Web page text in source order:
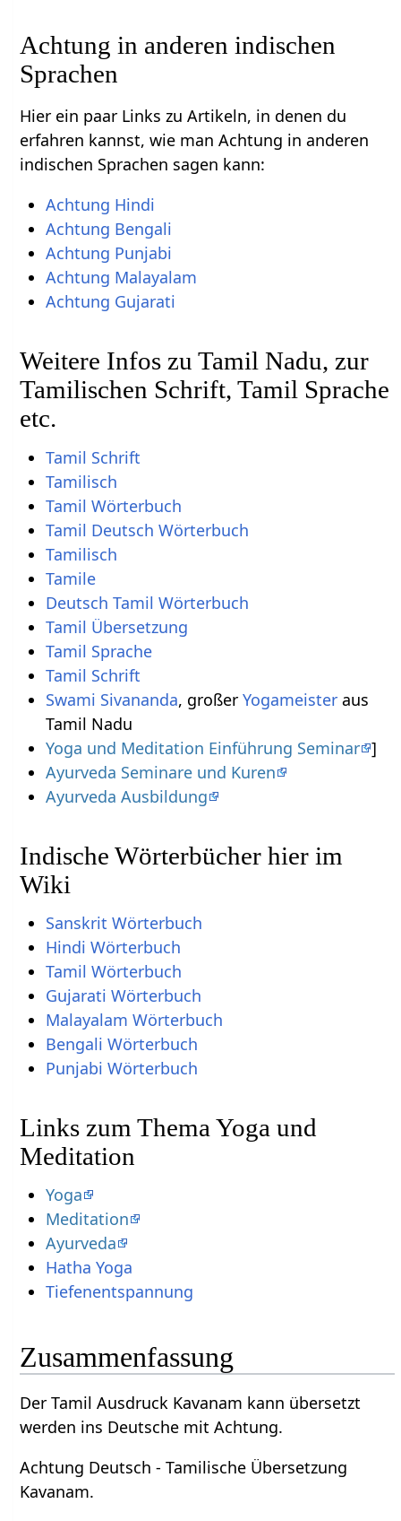
Achtung in anderen indischen
Sprachen
Hier ein paar Links zu Artikeln, in denen du
erfahren kannst, wie man Achtung in anderen
indischen Sprachen sagen kann:
Achtung Hindi
Achtung Bengali
Achtung Punjabi
Achtung Malayalam
Achtung Gujarati
Weitere Infos zu Tamil Nadu, zur
Tamilischen Schrift, Tamil Sprache
etc.
Tamil Schrift
Tamilisch
Tamil Wörterbuch
Tamil Deutsch Wörterbuch
Tamilisch
Tamile
Deutsch Tamil Wörterbuch
Tamil Übersetzung
Tamil Sprache
Tamil Schrift
Swami Sivananda, großer Yogameisteraus
Tamil Nadu
Yoga und Meditation Einführung Seminar ]
Ayurveda Seminare und Kuren
Ayurveda Ausbildung
Indische Wörterbücher hier im
Wiki
Sanskrit Wörterbuch
Hindi Wörterbuch
Tamil Wörterbuch
Gujarati Wörterbuch
Malayalam Wörterbuch
Bengali Wörterbuch
Punjabi Wörterbuch
Links zum Thema Yoga und
Meditation
Yoga
Meditation
Ayurveda
Hatha Yoga
Tiefenentspannung
Zusammenfassung
Der Tamil Ausdruck Kavanam kann übersetzt
werden ins Deutsche mit Achtung.
Achtung Deutsch - Tamilische Übersetzung
Kavanam.